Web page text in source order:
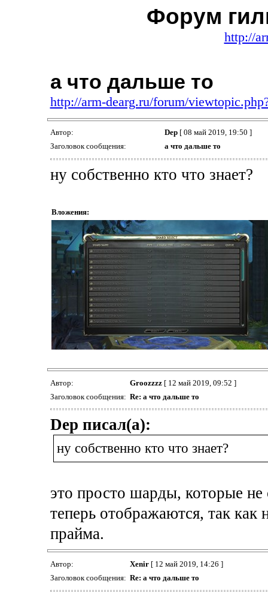
Форум
http://
а что дальше то
http://arm-dearg.ru/forum/
Автор: Dep[ 08 май 2019, 19:50 ]
Заголовок сообщения:
а что дальше то
ну собственно кто что знает?
Вложения:
Автор: Groozzzz[ 12 май 2019, 09:52 ]
Заголовок сообщения: Re: а что дальше то
Dep писал(а):
ну собственно кто что знает?
это просто шарды, которые
теперь отображаются, так как
прайма.
Автор: Xenir[ 12 май 2019, 14:26 ]
Заголовок сообщения: Re: а что дальше то